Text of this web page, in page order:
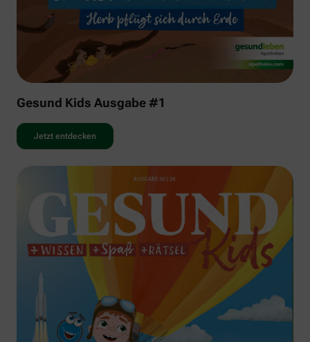
Gesund Kids Ausgabe #1
Jetzt entdecken